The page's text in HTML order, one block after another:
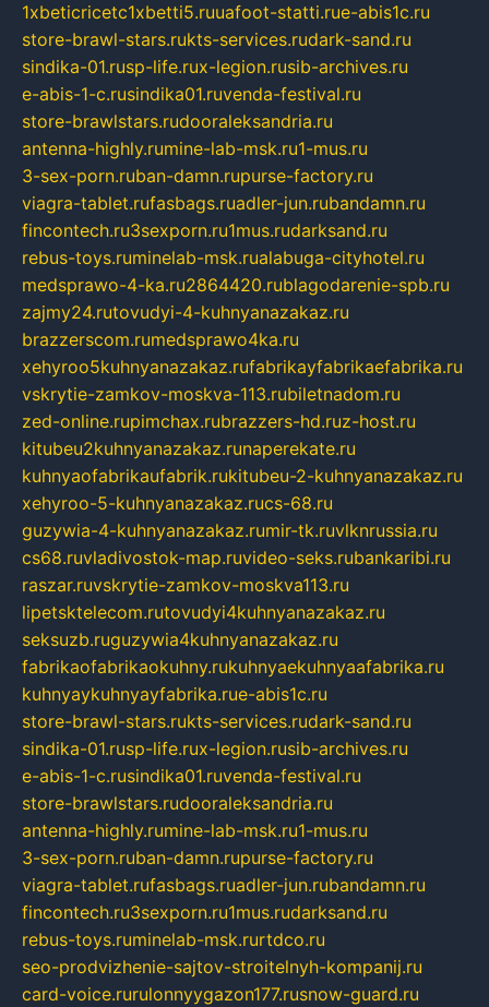
1xbeticricetc1xbetti5.ruuafoot-statti.rue-abis1c.ru
store-brawl-stars.rukts-services.rudark-sand.ru
sindika-01.rusp-life.rux-legion.rusib-archives.ru
e-abis-1-c.rusindika01.ruvenda-festival.ru
store-brawlstars.rudooraleksandria.ru
antenna-highly.rumine-lab-msk.ru1-mus.ru
3-sex-porn.ruban-damn.rupurse-factory.ru
viagra-tablet.rufasbags.ruadler-jun.rubandamn.ru
fincontech.ru3sexporn.ru1mus.rudarksand.ru
rebus-toys.ruminelab-msk.rualabuga-cityhotel.ru
medsprawo-4-ka.ru2864420.rublagodarenie-spb.ru
zajmy24.rutovudyi-4-kuhnyanazakaz.ru
brazzerscom.rumedsprawo4ka.ru
xehyroo5kuhnyanazakaz.rufabrikayfabrikaefabrika.ru
vskrytie-zamkov-moskva-113.rubiletnadom.ru
zed-online.rupimchax.rubrazzers-hd.ruz-host.ru
kitubeu2kuhnyanazakaz.runaperekate.ru
kuhnyaofabrikaufabrik.rukitubeu-2-kuhnyanazakaz.ru
xehyroo-5-kuhnyanazakaz.rucs-68.ru
guzywia-4-kuhnyanazakaz.rumir-tk.ruvlknrussia.ru
cs68.ruvladivostok-map.ruvideo-seks.rubankaribi.ru
raszar.ruvskrytie-zamkov-moskva113.ru
lipetsktelecom.rutovudyi4kuhnyanazakaz.ru
seksuzb.ruguzywia4kuhnyanazakaz.ru
fabrikaofabrikaokuhny.rukuhnyaekuhnyaafabrika.ru
kuhnyaykuhnyayfabrika.rue-abis1c.ru
store-brawl-stars.rukts-services.rudark-sand.ru
sindika-01.rusp-life.rux-legion.rusib-archives.ru
e-abis-1-c.rusindika01.ruvenda-festival.ru
store-brawlstars.rudooraleksandria.ru
antenna-highly.rumine-lab-msk.ru1-mus.ru
3-sex-porn.ruban-damn.rupurse-factory.ru
viagra-tablet.rufasbags.ruadler-jun.rubandamn.ru
fincontech.ru3sexporn.ru1mus.rudarksand.ru
rebus-toys.ruminelab-msk.rurtdco.ru
seo-prodvizhenie-sajtov-stroitelnyh-kompanij.ru
card-voice.rurulonnyygazon177.rusnow-guard.ru